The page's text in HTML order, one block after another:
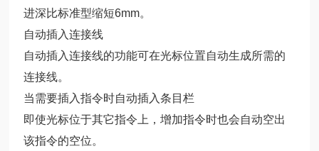
进深比标准型缩短6mm。
自动插入连接线
自动插入连接线的功能可在光标位置自动生成所需的
连接线。
当需要插入指令时自动插入条目栏
即使光标位于其它指令上，增加指令时也会自动空出
该指令的空位。